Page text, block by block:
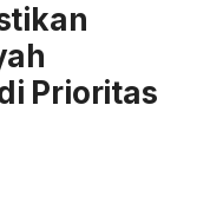
Prioritas